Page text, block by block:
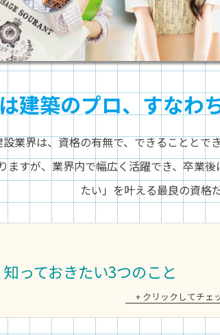
建築のプロ、すなわ
業界は、資格の有無で、できることと
ますが、業界内で幅広く活躍でき、卒業
たい」を叶える最良の資格
っておきたい3つのこと
+ クリックしてチェ